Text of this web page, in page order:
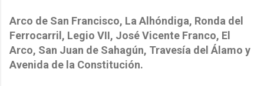
Arco de San Francisco, La Alhóndiga, Ronda del
Ferrocarril, Legio VII, José Vicente Franco, El
Arco, San Juan de Sahagún, Travesía del Álamo y
Avenida de la Constitución.